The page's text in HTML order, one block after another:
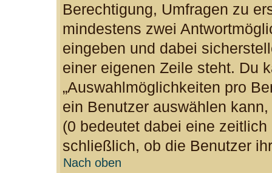
Berechtigung, Umfragen zu
mindestens zwei
eingeben und dabei
einer eigenen Zeile steht. Du
„Auswahlmöglichkeiten pro
ein Benutzer auswählen
(0 bedeutet dabei eine
schließlich, ob die Benutzer
Nach oben